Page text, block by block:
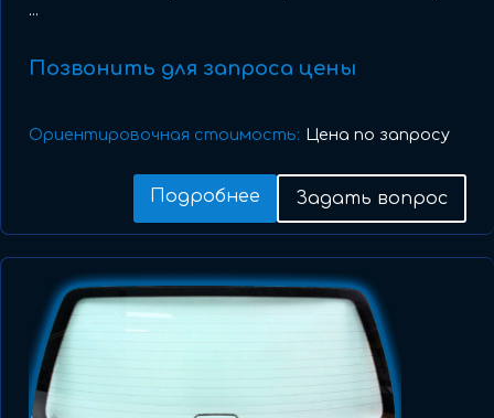
...
Позвонить для запроса цены
Ориентировочная стоимость: Цена по запросу
Подробнее Задать вопрос